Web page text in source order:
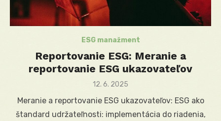
ESG manažment
Reportovanie ESG: Meranie a
reportovanie ESG ukazovateľov
Posted
12. 6. 2025
Meranie a reportovanie ESG ukazovateľov: ESG ako
štandard udržateľnosti: implementácia do riadenia,